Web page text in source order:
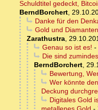
Schuldtitel gedeckt,
BerndBorchert,
Danke für den
Gold und
Zarathustra,
Genau so ist es! -
Die sind
BerndBorchert,
Bewertung,
Wer könnte
Deckung
Digitales Gold